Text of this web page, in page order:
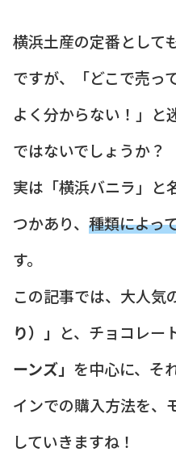
横浜土産の定番として
ですが、「どこで売っ
よく分からない！」と
ではないでしょうか？
実は「横浜バニラ」と
つかあり、 種類によっ
す。
この記事では、大人気
り）」 と、チョコレー
ーンズ」 を中心に、そ
インでの購入方法を、
していきますね！